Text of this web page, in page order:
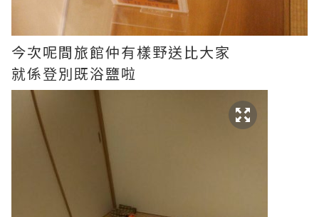
今次呢間旅館仲有樣野送比大家
就係登別既浴鹽啦